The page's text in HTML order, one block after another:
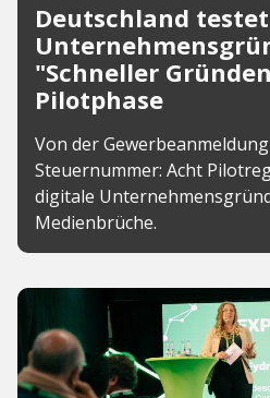
Deutschland
"Schneller
Pilotphase
Von der
Steuernummer: Acht
digitale
Medienbrüche.